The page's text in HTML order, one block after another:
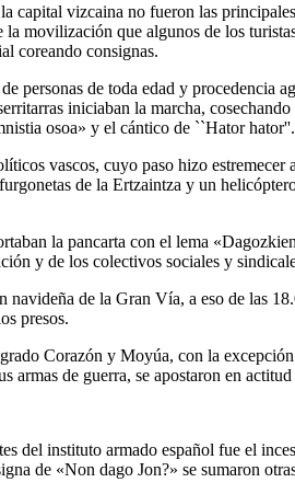
capital vizcaina no fueron las
movilización que algunos de los
coreando consignas.
personas de toda edad y
iniciaban la marcha,
osoa» y el cántico de ``Hator hator''.
vascos, cuyo paso hizo
de la Ertzaintza y un
la pancarta con el lema
y de los colectivos sociales y
de la Gran Vía, a eso de las
presos.
Corazón y Moyúa, con la
de guerra, se apostaron en
del instituto armado español fue el
de «Non dago Jon?» se sumaron